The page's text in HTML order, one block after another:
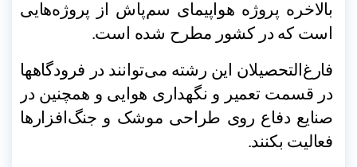
بالاخره پروژه هواپیمای سم‌پاش از پروژه‌هایی
است که در کشور مطرح شده است.
فارغ‌التحصیلان این رشته می‌توانند در فرودگاهها
در قسمت تعمیر و نگهداری هوایی و همچنین در
صنایع دفاع روی طراحی موشک و جنگ‌افزارها
فعالیت بکنند.